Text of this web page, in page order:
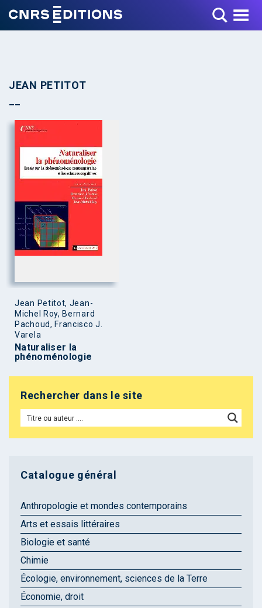
Toggle Menu
JEAN PETITOT
Jean Petitot, Jean-
Michel Roy, Bernard
Pachoud, Francisco J.
Varela
Naturaliser la
phénoménologie
Rechercher dans le site
Catalogue général
Anthropologie et mondes contemporains
Arts et essais littéraires
Biologie et santé
Chimie
Écologie, environnement, sciences de la Terre
Économie, droit